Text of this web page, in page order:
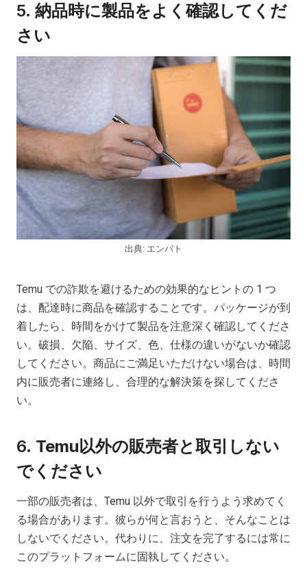
5. 納品時に製品をよく確認してくだ
さい
出典: エンバト
Temu での詐欺を避けるための効果的なヒントの 1 つ
は、配達時に商品を確認することです。パッケージが到
着したら、時間をかけて製品を注意深く確認してくださ
い。破損、欠陥、サイズ、色、仕様の違いがないか確認
してください。商品にご満足いただけない場合は、時間
内に販売者に連絡し、合理的な解決策を探してくださ
い。
6. Temu以外の販売者と取引しない
でください
一部の販売者は、Temu 以外で取引を行うよう求めてく
る場合があります。彼らが何と言おうと、そんなことは
しないでください。代わりに、注文を完了するには常に
このプラットフォームに固執してください。